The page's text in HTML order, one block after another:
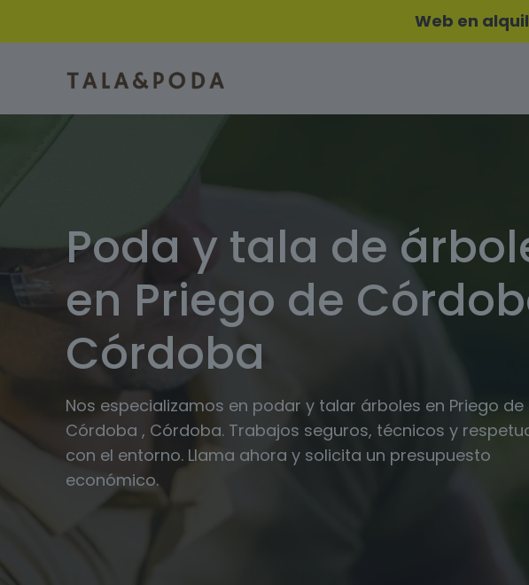
Web en
Poda y tala de
en Priego de
Córdoba
Nos especializamos en podar y talar árboles en Priego de
Córdoba , Córdoba. Trabajos seguros, técnicos y
con el entorno. Llama ahora y solicita un presupuesto
económico.